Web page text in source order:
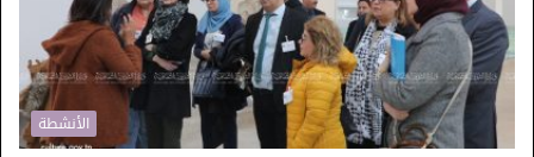
الأنشطة